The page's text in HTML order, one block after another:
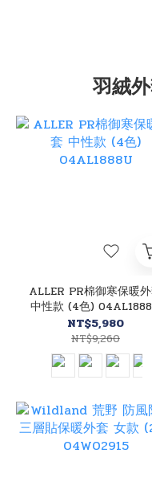
羽絨
ALLER PR棉御寒保暖
中性款 (4色)
NT$5,980
NT$9,260